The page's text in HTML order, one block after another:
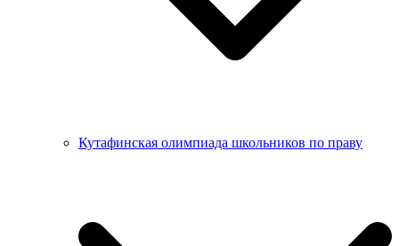
Кутафинская олимпиада школьников по праву